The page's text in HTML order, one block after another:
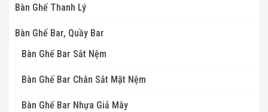
Bàn Ghế Thanh Lý
Bàn Ghế Bar, Quầy Bar
Bàn Ghế Bar Sắt Nệm
Bàn Ghế Bar Chân Sắt Mặt Nệm
Bàn Ghế Bar Nhựa Giả Mây